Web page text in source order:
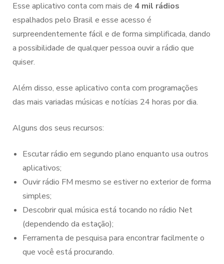
Esse aplicativo conta com mais de 4 mil rádios
espalhados pelo Brasil e esse acesso é
surpreendentemente fácil e de forma simplificada, dando
a possibilidade de qualquer pessoa ouvir a rádio que
quiser.
Além disso, esse aplicativo conta com programações
das mais variadas músicas e notícias 24 horas por dia.
Alguns dos seus recursos:
Escutar rádio em segundo plano enquanto usa outros
aplicativos;
Ouvir rádio FM mesmo se estiver no exterior de forma
simples;
Descobrir qual música está tocando no rádio Net
(dependendo da estação);
Ferramenta de pesquisa para encontrar facilmente o
que você está procurando.